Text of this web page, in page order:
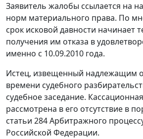
Заявитель жалобы ссылается на
норм материального права. По
срок исковой давности начинает
получения им отказа в
именно с 10.09.2010 года.
Истец, извещенный надлежащим
времени судебного
судебное заседание.
рассмотрена в его отсутствие в
статьи 284Арбитражного
Российской Федерации.